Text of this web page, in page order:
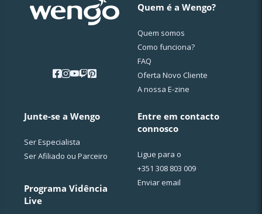
Quem é a Wengo?
Quem somos
Como funciona?
FAQ
Oferta Novo Cliente
A nossa E-zine
Junte-se a Wengo
Ser Especialista
Ser Afiliado ou Parceiro
Programa Vidência
Live
Entre em contacto
connosco
Ligue para o
+351 308 803 009
Enviar email